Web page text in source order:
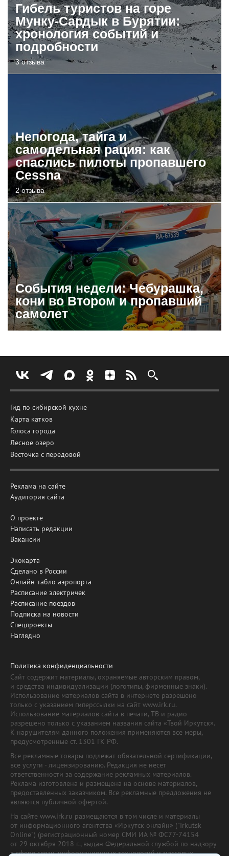
Гибель туристов на горе
Мунку-Сардык в Бурятии:
хронология событий и
подробности
3 отзыва
Непогода, тайга и
самодельная рация: как
спаслись пилоты пропавшего
Cessna
2 отзыва
События недели: Чебурашка,
кони во Втором и пропавший
самолет
Гид по сибирской кухне
Карта катков
Голоса города
Лесное озеро
Весточка с передовой
Реклама на сайте
Аудитория сайта
О проекте
Написать редакции
Вакансии
Экокарта
Сделано в России
Онлайн-табло аэропорта
Расписание электричек
Расписание поездов
Подписка на новости
Спецпроекты
Наглядно
Политика конфиденциальности
Сайт содержит материалы, охраняемые авторским правом,
и средства индивидуализации (логотипы, фирменные знаки).
Использование материалов сайта в интернете разрешено
только с указанием гиперссылки на сайт www.irk.ru.
Использование материалов сайта в печати, ТВ и радио
разрешено только с указанием названия сайта «Твой Иркутск».
К нарушителям данного положения применяются все меры,
предусмотренные ст. 1301 ГК РФ.
Все рекламные товары подлежат обязательной сертификации,
все услуги - лицензированию. Редакция не несет
ответственности за содержание рекламных материалов.
Реклама изготовлена и размещена на основе материалов,
предоставленных заказчиком. Все рекламные предложения не
являются публичной офертой.
На сайте www.irk.ru размещаются в том числе и материалы
от информационного агентства «Иркутск онлайн» ("Irkutsk
Online") (регистрационный номер СМИ ИА № ФС77-74154
от 29 октября 2018 г., выдан Федеральной службой по надзору
в сфере связи, информационных технологий и массовых